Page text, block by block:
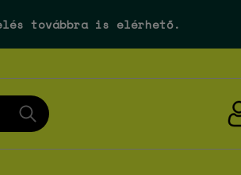
továbbra is elérhető.